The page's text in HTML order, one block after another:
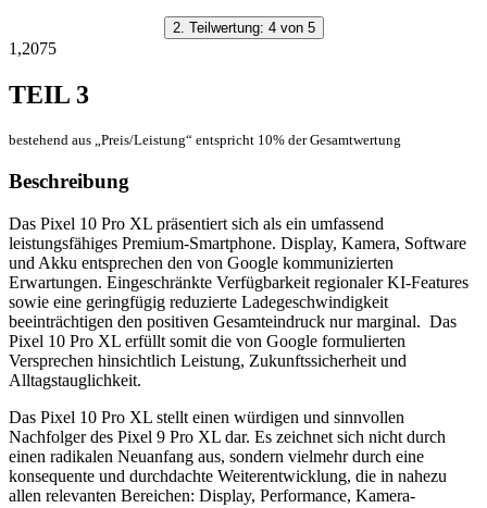
2. Teilwertung: 4 von 5
1,2075
TEIL 3
bestehend aus „Preis/Leistung“ entspricht 10% der Gesamtwertung
Beschreibung
Das Pixel 10 Pro XL präsentiert sich als ein umfassend
leistungsfähiges Premium-Smartphone. Display, Kamera, Software
und Akku entsprechen den von Google kommunizierten
Erwartungen. Eingeschränkte Verfügbarkeit regionaler KI-Features
sowie eine geringfügig reduzierte Ladegeschwindigkeit
beeinträchtigen den positiven Gesamteindruck nur marginal. Das
Pixel 10 Pro XL erfüllt somit die von Google formulierten
Versprechen hinsichtlich Leistung, Zukunftssicherheit und
Alltagstauglichkeit.
Das Pixel 10 Pro XL stellt einen würdigen und sinnvollen
Nachfolger des Pixel 9 Pro XL dar. Es zeichnet sich nicht durch
einen radikalen Neuanfang aus, sondern vielmehr durch eine
konsequente und durchdachte Weiterentwicklung, die in nahezu
allen relevanten Bereichen: Display, Performance, Kamera-